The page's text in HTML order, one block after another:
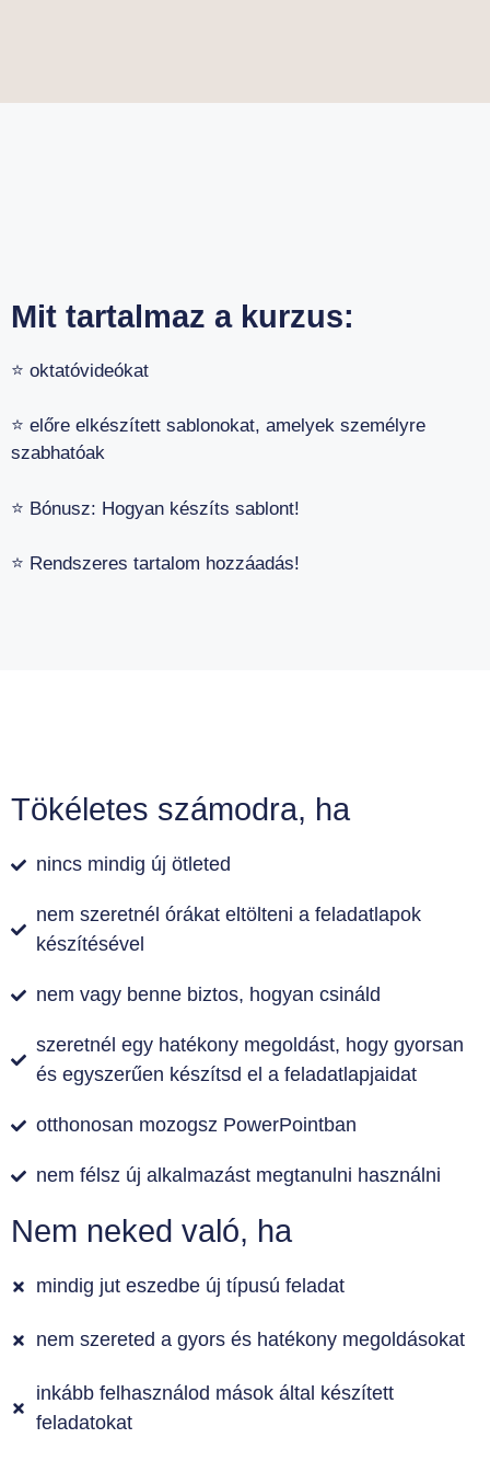
Mit tartalmaz a kurzus:
⭐️ oktatóvideókat
⭐️ előre elkészített sablonokat, amelyek személyre
szabhatóak
⭐️ Bónusz: Hogyan készíts sablont!
⭐️ Rendszeres tartalom hozzáadás!
Tökéletes számodra, ha
nincs mindig új ötleted
nem szeretnél órákat eltölteni a feladatlapok
készítésével
nem vagy benne biztos, hogyan csináld
szeretnél egy hatékony megoldást, hogy gyorsan
és egyszerűen készítsd el a feladatlapjaidat
otthonosan mozogsz PowerPointban
nem félsz új alkalmazást megtanulni használni
Nem neked való, ha
mindig jut eszedbe új típusú feladat
nem szereted a gyors és hatékony megoldásokat
inkább felhasználod mások által készített
feladatokat